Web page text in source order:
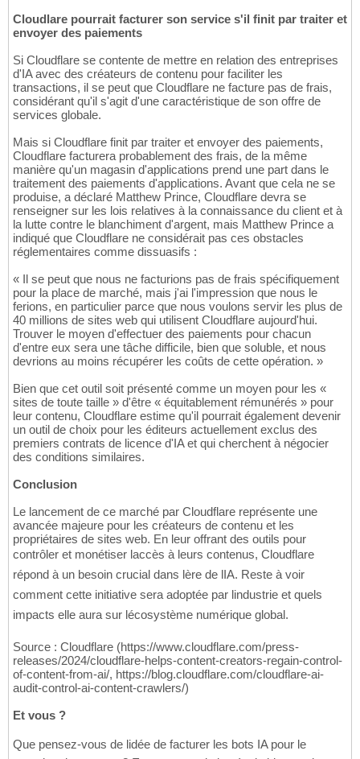
Cloudlare pourrait facturer son service s'il finit par traiter et
envoyer des paiements
Si Cloudflare se contente de mettre en relation des entreprises
d'IA avec des créateurs de contenu pour faciliter les
transactions, il se peut que Cloudflare ne facture pas de frais,
considérant qu'il s'agit d'une caractéristique de son offre de
services globale.
Mais si Cloudflare finit par traiter et envoyer des paiements,
Cloudflare facturera probablement des frais, de la même
manière qu'un magasin d'applications prend une part dans le
traitement des paiements d'applications. Avant que cela ne se
produise, a déclaré Matthew Prince, Cloudflare devra se
renseigner sur les lois relatives à la connaissance du client et à
la lutte contre le blanchiment d'argent, mais Matthew Prince a
indiqué que Cloudflare ne considérait pas ces obstacles
réglementaires comme dissuasifs :
« Il se peut que nous ne facturions pas de frais spécifiquement
pour la place de marché, mais j'ai l'impression que nous le
ferions, en particulier parce que nous voulons servir les plus de
40 millions de sites web qui utilisent Cloudflare aujourd'hui.
Trouver le moyen d'effectuer des paiements pour chacun
d'entre eux sera une tâche difficile, bien que soluble, et nous
devrions au moins récupérer les coûts de cette opération. »
Bien que cet outil soit présenté comme un moyen pour les «
sites de toute taille » d'être « équitablement rémunérés » pour
leur contenu, Cloudflare estime qu'il pourrait également devenir
un outil de choix pour les éditeurs actuellement exclus des
premiers contrats de licence d'IA et qui cherchent à négocier
des conditions similaires.
Conclusion
Le lancement de ce marché par Cloudflare représente une
avancée majeure pour les créateurs de contenu et les
propriétaires de sites web. En leur offrant des outils pour
contrôler et monétiser laccès à leurs contenus, Cloudflare
répond à un besoin crucial dans lère de lIA. Reste à voir
comment cette initiative sera adoptée par lindustrie et quels
impacts elle aura sur lécosystème numérique global.
Source : Cloudflare (https://www.cloudflare.com/press-
releases/2024/cloudflare-helps-content-creators-regain-control-
of-content-from-ai/, https://blog.cloudflare.com/cloudflare-ai-
audit-control-ai-content-crawlers/)
Et vous ?
Que pensez-vous de lidée de facturer les bots IA pour le